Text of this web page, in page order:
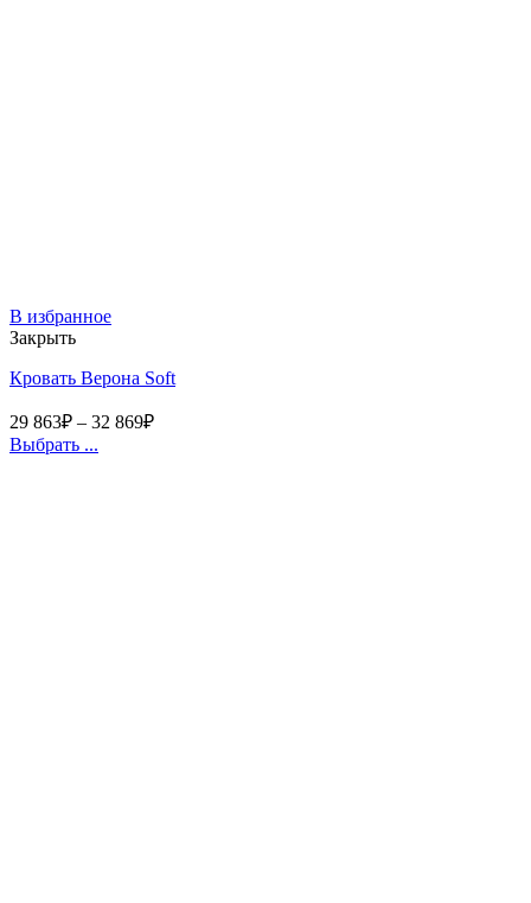
В избранное
Закрыть
Кровать Верона Soft
29 863₽ – 32 869₽
Выбрать ...